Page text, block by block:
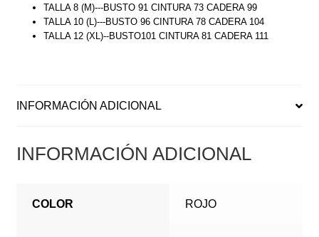
TALLA 8 (M)---BUSTO 91 CINTURA 73 CADERA 99
TALLA 10 (L)---BUSTO 96 CINTURA 78 CADERA 104
TALLA 12 (XL)--BUSTO101 CINTURA 81 CADERA 111
INFORMACIÓN ADICIONAL
INFORMACIÓN ADICIONAL
COLOR ROJO